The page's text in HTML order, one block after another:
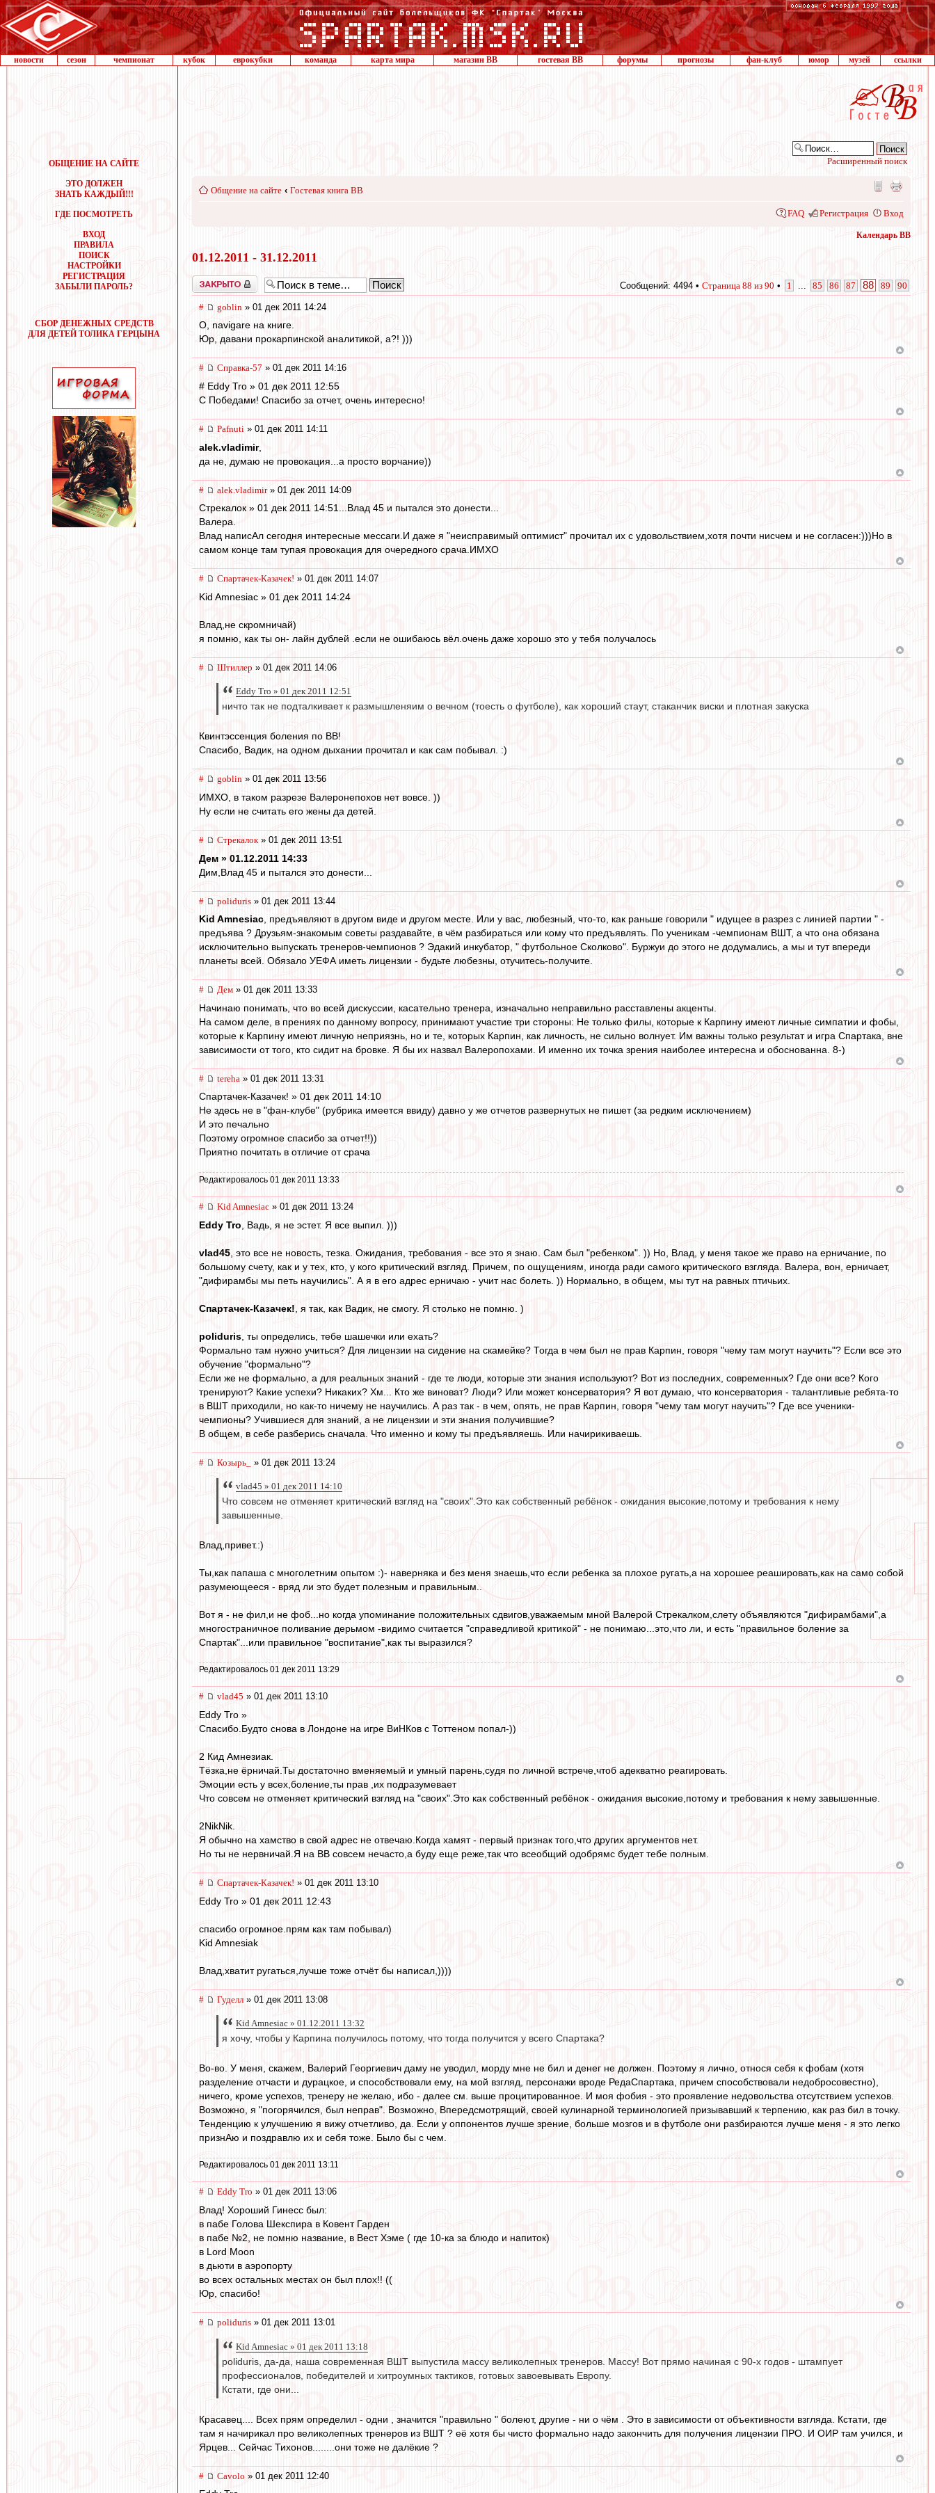
новости сезон чемпионат кубок еврокубки команда карта мира магазин ВВ гостевая ВВ форумы прогнозы фан-клуб юмор музей ссылки
ОБЩЕНИЕ НА САЙТЕ
ЭТО ДОЛЖЕН
ЗНАТЬ КАЖДЫЙ!!!
ГДЕ ПОСМОТРЕТЬ
ВХОД
ПРАВИЛА
ПОИСК
НАСТРОЙКИ
РЕГИСТРАЦИЯ
ЗАБЫЛИ ПАРОЛЬ?
СБОР ДЕНЕЖНЫХ СРЕДСТВ
ДЛЯ ДЕТЕЙ ТОЛИКА ГЕРЦЫНА
Расширенный поиск
Общение на сайте ‹ Гостевая книга ВВ
FAQ Регистрация Вход
Календарь ВВ
01.12.2011 - 31.12.2011
Закрыто Сообщений: 4494 • Страница 88 из 90 • 1 85 86 87 88 89 90
# goblin » 01 дек 2011 14:24
О, navigare на книге.
Юр, давани прокарпинской аналитикой, а?! )))
# Справка-57 » 01 дек 2011 14:16
# Eddy Tro » 01 дек 2011 12:55
С Победами! Спасибо за отчет, очень интересно!
# Pafnuti » 01 дек 2011 14:11
alek.vladimir,
да не, думаю не провокация...а просто ворчание))
# alek.vladimir» 01 дек 2011 14:09
Стрекалок » 01 дек 2011 14:51...Влад 45 и пытался это донести...
Валера.
Влад написАл сегодня интересные мессаги.И даже я "неисправимый оптимист" прочитал их с удовольствием,хотя почти нисчем и не согласен:)))Но в
самом конце там тупая провокация для очередного срача.ИМХО
# Спартачек-Казачек! » 01 дек 2011 14:07
Kid Amnesiac » 01 дек 2011 14:24
Влад,не скромничай)
я помню, как ты он- лайн дублей .если не ошибаюсь вёл.очень даже хорошо это у тебя получалось
# Штиллер » 01 дек 2011 14:06
Eddy Tro » 01 дек 2011 12:51
ничто так не подталкивает к размышленяим о вечном (тоесть о футболе), как хороший стаут, стаканчик виски и плотная закуска
Квинтэссенция боления по ВВ!
Спасибо, Вадик, на одном дыхании прочитал и как сам побывал. :)
# goblin » 01 дек 2011 13:56
ИМХО, в таком разрезе Валеронепохов нет вовсе. ))
Ну если не считать его жены да детей.
# Стрекалок » 01 дек 2011 13:51
Дем » 01.12.2011 14:33
Дим,Влад 45 и пытался это донести...
# poliduris » 01 дек 2011 13:44
Kid Amnesiac, предъявляют в другом виде и другом месте. Или у вас, любезный, что-то, как раньше говорили " идущее в разрез с линией партии " -
предъява ? Друзьям-знакомым советы раздавайте, в чём разбираться или кому что предъявлять. По ученикам -чемпионам ВШТ, а что она обязана
исключительно выпускать тренеров-чемпионов ? Эдакий инкубатор, " футбольное Сколково". Буржуи до этого не додумались, а мы и тут впереди
планеты всей. Обязало УЕФА иметь лицензии - будьте любезны, отучитесь-получите.
# Дем » 01 дек 2011 13:33
Начинаю понимать, что во всей дискуссии, касательно тренера, изначально неправильно расставлены акценты.
На самом деле, в прениях по данному вопросу, принимают участие три стороны: Не только филы, которые к Карпину имеют личные симпатии и фобы,
которые к Карпину имеют личную неприязнь, но и те, которых Карпин, как личность, не сильно волнует. Им важны только результат и игра Спартака, вне
зависимости от того, кто сидит на бровке. Я бы их назвал Валеропохами. И именно их точка зрения наиболее интересна и обоснованна. 8-)
# tereha » 01 дек 2011 13:31
Спартачек-Казачек! » 01 дек 2011 14:10
Не здесь не в "фан-клубе" (рубрика имеется ввиду) давно у же отчетов развернутых не пишет (за редким исключением)
И это печально
Поэтому огромное спасибо за отчет!!))
Приятно почитать в отличие от срача
Редактировалось 01 дек 2011 13:33
# Kid Amnesiac » 01 дек 2011 13:24
Eddy Tro , Вадь, я не эстет. Я все выпил. )))
vlad45 , это все не новость, тезка. Ожидания, требования - все это я знаю. Сам был "ребенком". )) Но, Влад, у меня такое же право на ерничание, по
большому счету, как и у тех, кто, у кого критический взгляд. Причем, по ощущениям, иногда ради самого критического взгляда. Валера, вон, ерничает,
"дифирамбы мы петь научились". А я в его адрес ерничаю - учит нас болеть. )) Нормально, в общем, мы тут на равных птичьих.
Спартачек-Казачек! , я так, как Вадик, не смогу. Я столько не помню. )
poliduris , ты определись, тебе шашечки или ехать?
Формально там нужно учиться? Для лицензии на сидение на скамейке? Тогда в чем был не прав Карпин, говоря "чему там могут научить"? Если все это
обучение "формально"?
Если же не формально, а для реальных знаний - где те люди, которые эти знания используют? Вот из последних, современных? Где они все? Кого
тренируют? Какие успехи? Никаких? Хм... Кто же виноват? Люди? Или может консерватория? Я вот думаю, что консерватория - талантливые ребята-то
в ВШТ приходили, но как-то ничему не научились. А раз так - в чем, опять, не прав Карпин, говоря "чему там могут научить"? Где все ученики-
чемпионы? Учившиеся для знаний, а не лицензии и эти знания получившие?
В общем, в себе разберись сначала. Что именно и кому ты предъявляешь. Или начирикиваешь.
# Козырь_ » 01 дек 2011 13:24
vlad45 » 01 дек 2011 14:10
Что совсем не отменяет критический взгляд на "своих".Это как собственный ребёнок - ожидания высокие,потому и требования к нему
завышенные.
Влад,привет.:)
Ты,как папаша с многолетним опытом :)- наверняка и без меня знаешь,что если ребенка за плохое ругать,а на хорошее реашировать,как на само собой
разумеющееся - вряд ли это будет полезным и правильным..
Вот я - не фил,и не фоб...но когда упоминание положительных сдвигов,уважаемым мной Валерой Стрекалком,слету объявляются "дифирамбами",а
многостраничное поливание дерьмом -видимо считается "справедливой критикой" - не понимаю...это,что ли, и есть "правильное боление за
Спартак"...или правильное "воспитание",как ты выразился?
Редактировалось 01 дек 2011 13:29
# vlad45 » 01 дек 2011 13:10
Eddy Tro »
Спасибо.Будто снова в Лондоне на игре ВиНКов с Тоттеном попал-))
2 Кид Амнезиак.
Тёзка,не ёрничай.Ты достаточно вменяемый и умный парень,судя по личной встрече,чтоб адекватно реагировать.
Эмоции есть у всех,боление,ты прав ,их подразумевает
Что совсем не отменяет критический взгляд на "своих".Это как собственный ребёнок - ожидания высокие,потому и требования к нему завышенные.
2NikNik.
Я обычно на хамство в свой адрес не отвечаю.Когда хамят - первый признак того,что других аргументов нет.
Но ты не нервничай.Я на ВВ совсем нечасто,а буду еще реже,так что всеобщий одобрямс будет тебе полным.
# Спартачек-Казачек! » 01 дек 2011 13:10
Eddy Tro » 01 дек 2011 12:43
спасибо огромное.прям как там побывал)
Kid Amnesiak
Влад,хватит ругаться,лучше тоже отчёт бы написал,))))
# Гуделл » 01 дек 2011 13:08
Kid Amnesiac » 01.12.2011 13:32
я хочу, чтобы у Карпина получилось потому, что тогда получится у всего Спартака?
Во-во. У меня, скажем, Валерий Георгиевич даму не уводил, морду мне не бил и денег не должен. Поэтому я лично, относя себя к фобам (хотя
разделение отчасти и дурацкое, и способствовали ему, на мой взгляд, персонажи вроде РедаСпартака, причем способствовали недобросовестно),
ничего, кроме успехов, тренеру не желаю, ибо - далее см. выше процитированное. И моя фобия - это проявление недовольства отсутствием успехов.
Возможно, я "погорячился, был неправ". Возможно, Впередсмотрящий, своей кулинарной терминологией призывавший к терпению, как раз бил в точку.
Тенденцию к улучшению я вижу отчетливо, да. Если у оппонентов лучше зрение, больше мозгов и в футболе они разбираются лучше меня - я это легко
признАю и поздравлю их и себя тоже. Было бы с чем.
Редактировалось 01 дек 2011 13:11
# Eddy Tro » 01 дек 2011 13:06
Влад! Хороший Гинесс был:
в пабе Голова Шекспира в Ковент Гарден
в пабе №2, не помню название, в Вест Хэме ( где 10-ка за блюдо и напиток)
в Lord Moon
в дьюти в аэропорту
во всех остальных местах он был плох!! ((
Юр, спасибо!
# poliduris » 01 дек 2011 13:01
Kid Amnesiac » 01 дек 2011 13:18
poliduris, да-да, наша современная ВШТ выпустила массу великолепных тренеров. Массу! Вот прямо начиная с 90-х годов - штампует
профессионалов, победителей и хитроумных тактиков, готовых завоевывать Европу.
Кстати, где они...
Красавец.... Всех прям определил - одни , значится "правильно " болеют, другие - ни о чём . Это в зависимости от объективности взгляда. Кстати, где
там я начирикал про великолепных тренеров из ВШТ ? её хотя бы чисто формально надо закончить для получения лицензии ПРО. И ОИР там учился, и
Ярцев... Сейчас Тихонов........они тоже не далёкие ?
# Cavolo » 01 дек 2011 12:40